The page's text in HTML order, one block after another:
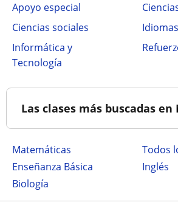
Apoyo especial
Ciencias sociales
Idiomas
Informática y
Tecnología
Las clases más buscadas en
Matemáticas
Todos
Enseñanza Básica
Inglés
Biología